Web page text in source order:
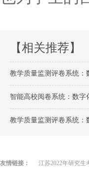
【相关推荐】
教学质量监测评卷系统：
智能高校阅卷系统：数字
教学质量监测评卷系统：
友情链接： 江苏2022年研究生